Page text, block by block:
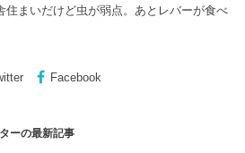
住まいだけど虫が弱点。あとレバーが食べ
Facebook
ーの最新記事